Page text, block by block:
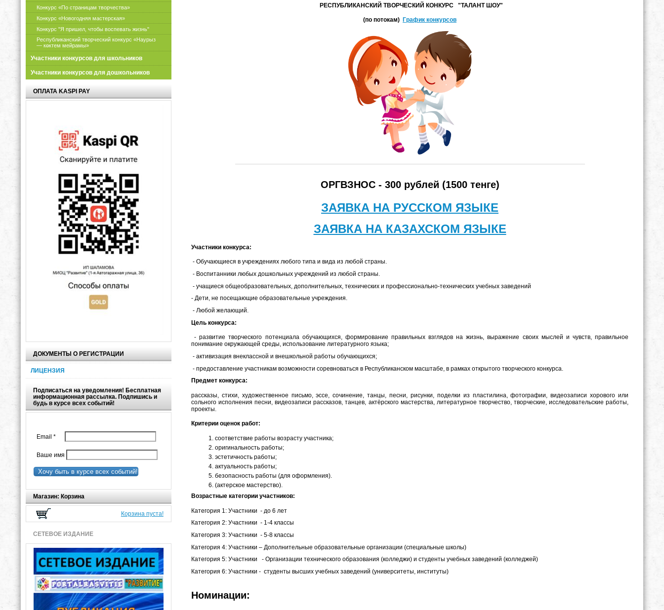
Конкурс «По страницам творчества»
Конкурс «Новогодняя мастерская»
Конкурс "Я пришел, чтобы воспевать жизнь"
Республиканский творческий конкурс «Наурыз
— көктем мейрамы»
Участники конкурсов для школьников
Участники конкурсов для дошкольников
ОПЛАТА KASPI PAY
ДОКУМЕНТЫ О РЕГИСТРАЦИИ
ЛИЦЕНЗИЯ
Подписаться на уведомления! Бесплатная
информационная рассылка. Подпишись и
будь в курсе всех событий!
Email *
Ваше имя
Хочу быть в курсе всех событий!
Магазин: Корзина
Корзина пуста!
СЕТЕВОЕ ИЗДАНИЕ
РЕСПУБЛИКАНСКИЙ ТВОРЧЕСКИЙ КОНКУРС "ТАЛАНТ ШОУ"
(по потокам) График конкурсов
ОРГВЗНОС - 300 рублей (1500 тенге)
ЗАЯВКА НА РУССКОМ ЯЗЫКЕ
ЗАЯВКА НА КАЗАХСКОМ ЯЗЫКЕ
Участники конкурса:
- Обучающиеся в учреждениях любого типа и вида из любой страны.
- Воспитанники любых дошкольных учреждений из любой страны.
- учащиеся общеобразовательных, дополнительных, технических и профессионально-технических учебных заведений
- Дети, не посещающие образовательные учреждения.
- Любой желающий.
Цель конкурса:
- развитие творческого потенциала обучающихся, формирование правильных взглядов на жизнь, выражение своих мыслей и чувств, правильное
понимание окружающей среды, использование литературного языка;
- активизация внеклассной и внешкольной работы обучающихся;
- предоставление участникам возможности соревноваться в Республиканском масштабе, в рамках открытого творческого конкурса.
Предмет конкурса:
рассказы, стихи, художественное письмо, эссе, сочинение, танцы, песни, рисунки, поделки из пластилина, фотографии, видеозаписи хорового или
сольного исполнения песни, видеозаписи рассказов, танцев, актёрского мастерства, литературное творчество, творческие, исследовательские работы,
проекты.
Критерии оценок работ:
соответствие работы возрасту участника;
оригинальность работы;
эстетичность работы;
актуальность работы;
безопасность работы (для оформления).
(актерское мастерство).
Возрастные категории участников:
Категория 1: Участники - до 6 лет
Категория 2: Участники - 1-4 классы
Категория 3: Участники - 5-8 классы
Категория 4: Участники – Дополнительные образовательные организации (специальные школы)
Категория 5: Участники - Организации технического образования (колледжи) и студенты учебных заведений (колледжей)
Категория 6: Участники - студенты высших учебных заведений (университеты, институты)
Номинации: